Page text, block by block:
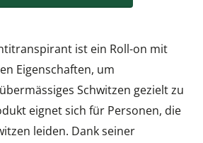
ist ein Roll-on mit
Eigenschaften, um
Schwitzen gezielt zu
eignet sich für Personen, die
leiden. Dank seiner